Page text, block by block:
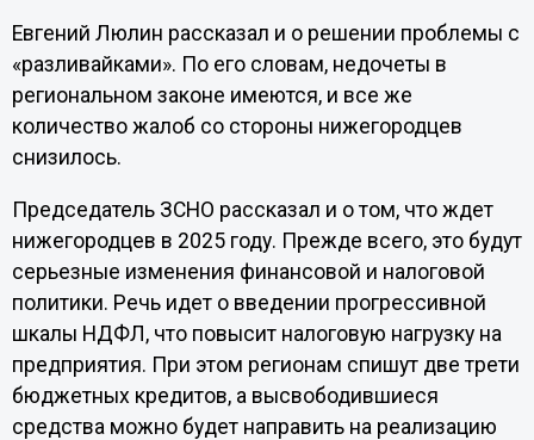
Евгений Люлин рассказал и о решении проблемы с
«разливайками». По его словам, недочеты в
региональном законе имеются, и все же
количество жалоб со стороны нижегородцев
снизилось.
Председатель ЗСНО рассказал и о том, что ждет
нижегородцев в 2025 году. Прежде всего, это будут
серьезные изменения финансовой и налоговой
политики. Речь идет о введении прогрессивной
шкалы НДФЛ, что повысит налоговую нагрузку на
предприятия. При этом регионам спишут две трети
бюджетных кредитов, а высвободившиеся
средства можно будет направить на реализацию